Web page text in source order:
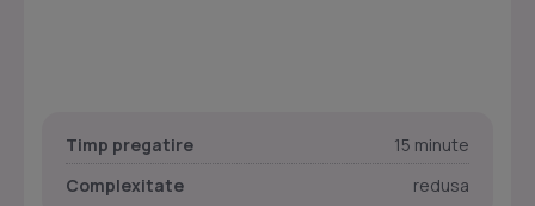
Timp pregatire
15 minute
Complexitate
redusa